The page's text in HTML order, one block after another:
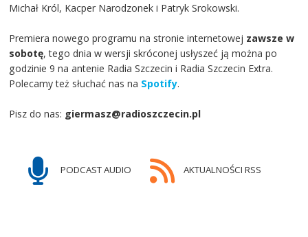
Michał Król, Kacper Narodzonek i Patryk Srokowski.
Premiera nowego programu na stronie internetowej zawsze w
sobotę, tego dnia w wersji skróconej usłyszeć ją można po
godzinie 9 na antenie Radia Szczecin i Radia Szczecin Extra.
Polecamy też słuchać nas na Spotify.
Pisz do nas: giermasz@radioszczecin.pl
PODCAST AUDIO AKTUALNOŚCI RSS